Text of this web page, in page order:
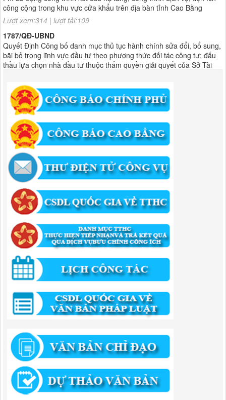
Lượt xem:314 | lượt tải:109
1787/QĐ-UBND
Quyết Định Công bố danh mục thủ tục hành chính sửa đổi, bổ sung,
bãi bỏ trong lĩnh vực đầu tư theo phương thức đối tác công tư; đấu
thầu lựa chọn nhà đầu tư thuộc thẩm quyền giải quyết của Sở Tài
chính, Ban Quản lý Khu kinh tế tỉnh, UBND cấp xã tỉnh CB
182/QĐ-BQLKKT
Quyết Định Công khai điều chỉnh, bổ sung Kế hoạch vốn đầu tư
công năm 2025
Lượt xem:457 | lượt tải:351
1174/QĐ-UBND
QUYẾT ĐỊNH Về việc công bố danh mục thủ tục HC được sửa đổi,bổ
sung và phê duyệt quy trình nội bộ giải quyết TTHC trong lĩnh vực
hoạt động xây dựng theo quy định phân quyền,phân cấp,phân định
thẩm quyền thuộc phạm vi giải quyết của Ban QLKKT
Lượt xem:436 | lượt tải:524
346/QĐ-UBND
QUYẾT ĐỊNH Về việc phê duyệt quy trình nội bộ giải quyết thủ tục
hành chính trong lĩnh vực khu công nghiệp, khu kinh tế thuộc thẩm
quyền giải quyết của Ban Quản lý Khu kinh tế tỉnh Cao Bằng
Lượt xem:514 | lượt tải:318
55/QĐ-BQLKKT
QUYẾT ĐỊNH Công khai điều chỉnh, bổ sung Kế hoạch vốn đầu tư
công năm 2025
Lượt xem:821 | lượt tải:421
294/QĐ-UBND
QUYẾT ĐỊNH Về việc phê duyệt quy trình nội bộ giải quyết thủ tục
quyết của Ban Quản lý Khu kinh tế tỉnh Cao Bằng
Lượt xem:672 | lượt tải:203
292/QĐ-UBND
Quyết định về việc công bố danh mục thủ tục hành chính mới ban
hành trong lĩnh vực khu công nghiệp, khu kinh tế thuộc thẩm quyền
giải quyết của Ban Quản lý Khu kinh tế tỉnh Cao Bằng